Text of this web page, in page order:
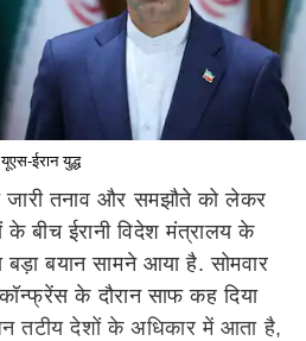
यूएस-ईरान युद्ध
जारी तनाव और समझौते को लेकर
के बीच ईरानी विदेश मंत्रालय के
बड़ा बयान सामने आया है. सोमवार
के दौरान साफ कह दिया
तटीय देशों के अधिकार में आता है,